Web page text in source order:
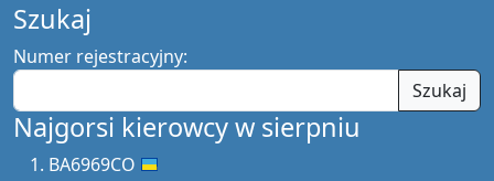
Szukaj
Numer rejestracyjny:
Szukaj
Najgorsi kierowcy w sierpniu
BA6969CO